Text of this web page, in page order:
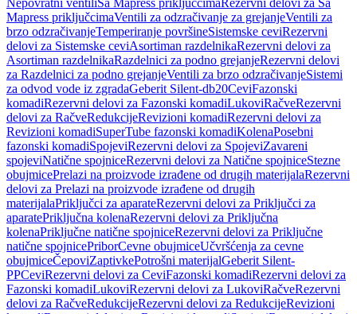
Nepovratni ventiliSa Mapress priključcimaRezervni delovi za Sa
Mapress priključcimaVentili za odzračivanje za grejanjeVentili za
brzo odzračivanjeTemperiranje površineSistemske ceviRezervni
delovi za Sistemske ceviAsortiman razdelnikaRezervni delovi za
Asortiman razdelnikaRazdelnici za podno grejanjeRezervni delovi
za Razdelnici za podno grejanjeVentili za brzo odzračivanjeSistemi
za odvod vode iz zgradaGeberit Silent-db20CeviFazonski
komadiRezervni delovi za Fazonski komadiLukoviRačveRezervni
delovi za RačveRedukcijeRevizioni komadiRezervni delovi za
Revizioni komadiSuperTube fazonski komadiKolenaPosebni
fazonski komadiSpojeviRezervni delovi za SpojeviZavareni
spojeviNatične spojniceRezervni delovi za Natične spojniceStezne
obujmicePrelazi na proizvode izrađene od drugih materijalaRezervni
delovi za Prelazi na proizvode izrađene od drugih
materijalaPriključci za aparateRezervni delovi za Priključci za
aparatePriključna kolenaRezervni delovi za Priključna
kolenaPriključne natične spojniceRezervni delovi za Priključne
natične spojnicePriborCevne obujmiceUčvršćenja za cevne
obujmiceČepoviZaptivkePotrošni materijalGeberit Silent-
PPCeviRezervni delovi za CeviFazonski komadiRezervni delovi za
Fazonski komadiLukoviRezervni delovi za LukoviRačveRezervni
delovi za RačveRedukcijeRezervni delovi za RedukcijeRevizioni